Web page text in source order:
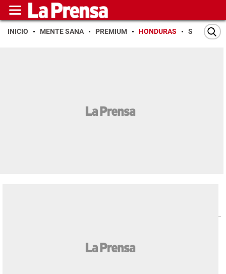
INICIO MENTE SANA PREMIUM HONDURAS SAN PEDRO
Sigue escándalo
Berlusconi